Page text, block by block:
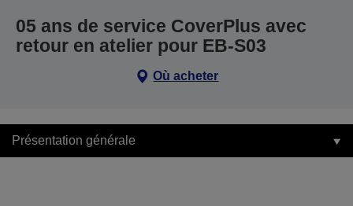
05 ans de service CoverPlus avec
retour en atelier pour EB-S03
Où acheter
Présentation générale